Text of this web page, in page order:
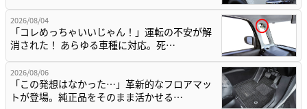
2026/08/04
「コレめっちゃいいじゃん！」運転の不安が解
消された！ あらゆる車種に対応。死…
2026/08/06
「この発想はなかった…」革新的なフロアマッ
トが登場。純正品をそのまま活かせる…